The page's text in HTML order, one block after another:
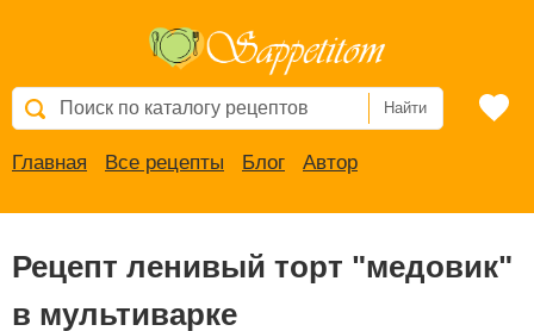
Найти
Главная Все рецепты Блог Автор
Рецепт ленивый торт "медовик"
в мультиварке